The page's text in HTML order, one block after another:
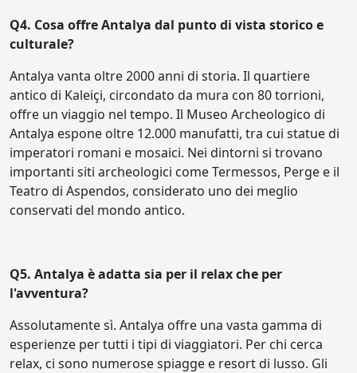
Q4. Cosa offre Antalya dal punto di vista storico e
culturale?
Antalya vanta oltre 2000 anni di storia. Il quartiere
antico di Kaleiçi, circondato da mura con 80 torrioni,
offre un viaggio nel tempo. Il Museo Archeologico di
Antalya espone oltre 12.000 manufatti, tra cui statue di
imperatori romani e mosaici. Nei dintorni si trovano
importanti siti archeologici come Termessos, Perge e il
Teatro di Aspendos, considerato uno dei meglio
conservati del mondo antico.
Q5. Antalya è adatta sia per il relax che per
l'avventura?
Assolutamente sì. Antalya offre una vasta gamma di
esperienze per tutti i tipi di viaggiatori. Per chi cerca
relax, ci sono numerose spiagge e resort di lusso. Gli